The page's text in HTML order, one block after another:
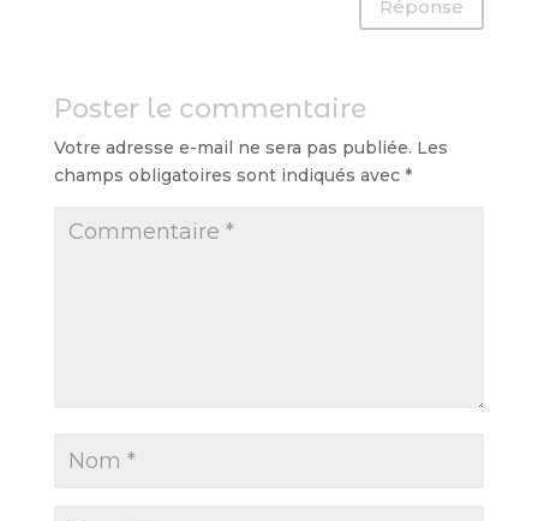
Réponse
Poster le commentaire
Votre adresse e-mail ne sera pas publiée. Les
champs obligatoires sont indiqués avec *